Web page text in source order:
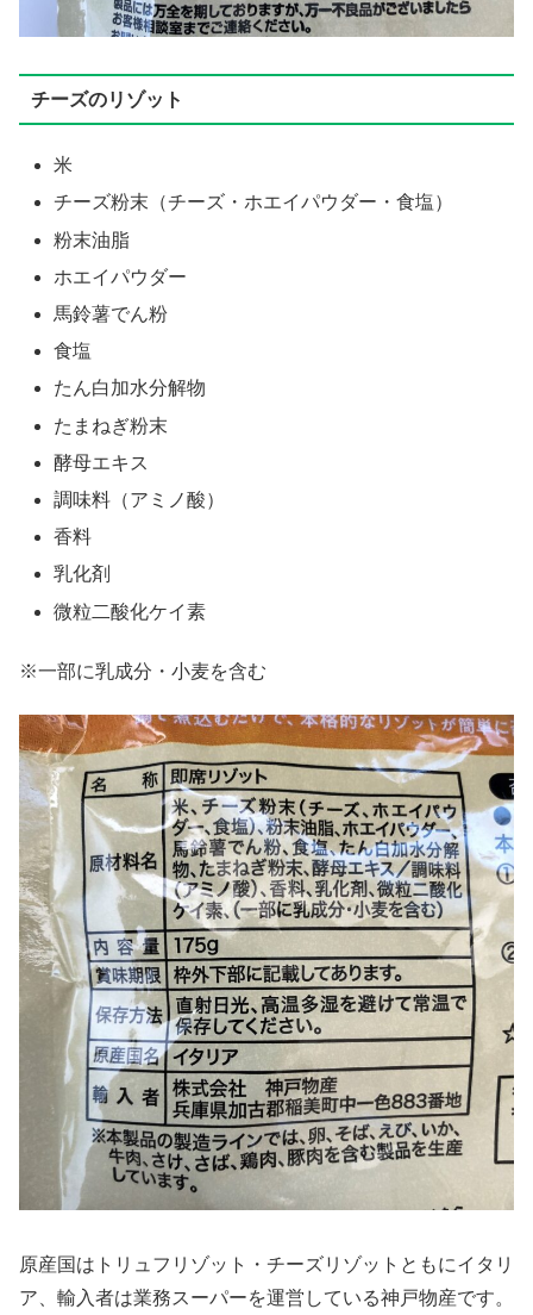
チーズのリゾット
米
チーズ粉末（チーズ・ホエイパウダー・食塩）
粉末油脂
ホエイパウダー
馬鈴薯でん粉
食塩
たん白加水分解物
たまねぎ粉末
酵母エキス
調味料（アミノ酸）
香料
乳化剤
微粒二酸化ケイ素
※一部に乳成分・小麦を含む
原産国はトリュフリゾット・チーズリゾットともにイタリ
ア、輸入者は業務スーパーを運営している神戸物産です。